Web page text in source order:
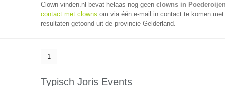
Clown-vinden.nl bevat helaas nog geen clowns in
contact met clowns om via één e-mail in contact te komen
resultaten getoond uit de provincie Gelderland.
1
Typisch Joris Events